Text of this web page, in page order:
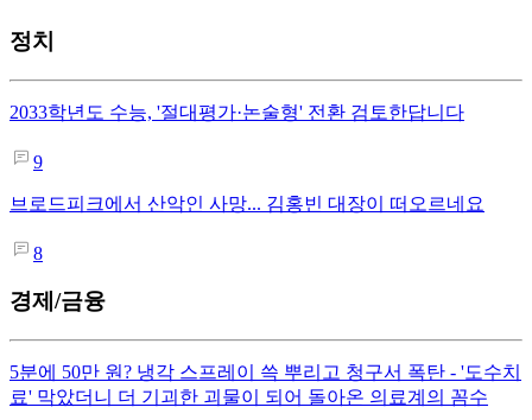
정치
2033학년도 수능, '절대평가·논술형' 전환 검토한답니다
9
브로드피크에서 산악인 사망... 김홍빈 대장이 떠오르네요
8
경제/금융
5분에 50만 원? 냉각 스프레이 쓱 뿌리고 청구서 폭탄 - '도수치
료' 막았더니 더 기괴한 괴물이 되어 돌아온 의료계의 꼼수